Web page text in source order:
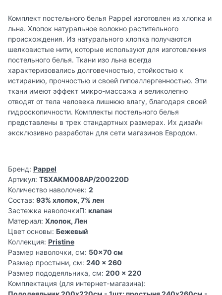
Комплект постельного белья Pappel изготовлен из хлопка и
льна. Хлопок натуральное волокно растительного
происхождения. Из натурального хлопка получаются
шелковистые нити, которые используют для изготовления
постельного белья. Ткани изо льна всегда
характеризовались долговечностью, стойкостью к
истиранию, прочностью и своей гипоаллергенностью. Эти
ткани имеют эффект микро-массажа и великолепно
отводят от тела человека лишнюю влагу, благодаря своей
гидроскопичности. Комплекты постельного белья
представлены в трех стандартных размерах. Их дизайн
эксклюзивно разработан для сети магазинов Евродом.
Бренд: Pappel
Артикул: TSXAKM008AP/200220D
Количество наволочек: 2
Состав: 93% хлопок, 7% лен
Застежка наволочкиП: клапан
Материал: Хлопок, Лен
Цвет основы: Бежевый
Коллекция: Pristine
Размер наволочки, см: 50x70 см
Размер простыни, см: 240 x 260
Размер пододеяльника, см: 200 x 220
Комплектация (для интернет-магазина):